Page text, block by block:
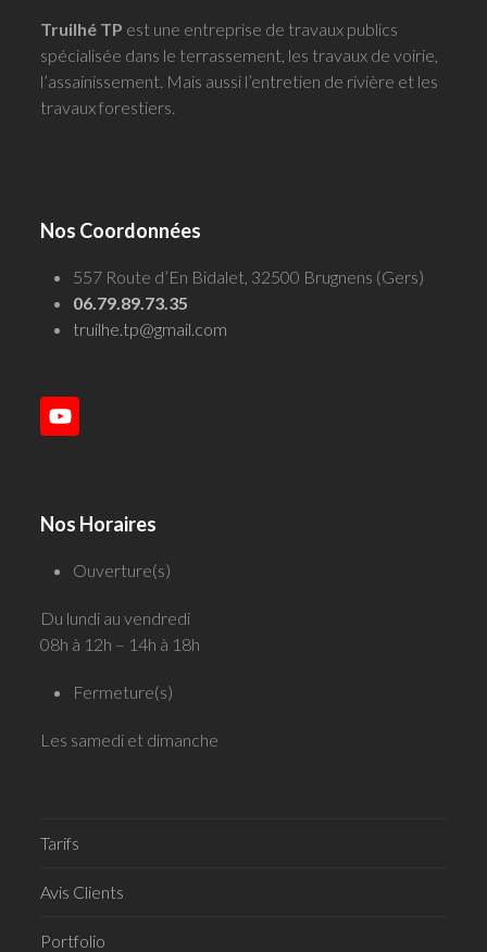
Truilhé TP est une entreprise de travaux publics
spécialisée dans le terrassement, les travaux de voirie,
l’assainissement. Mais aussi l’entretien de rivière et les
travaux forestiers.
Nos Coordonnées
557 Route d’En Bidalet, 32500 Brugnens (Gers)
06.79.89.73.35
truilhe.tp@gmail.com
YouTube
Nos Horaires
Ouverture(s)
Du lundi au vendredi
08h à 12h – 14h à 18h
Fermeture(s)
Les samedi et dimanche
Tarifs
Avis Clients
Portfolio